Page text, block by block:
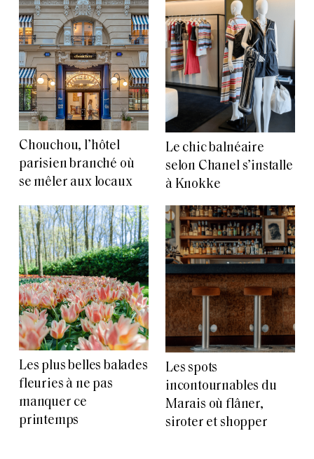
Chouchou, l’hôtel
parisien branché où
se mêler aux locaux
Le chic balnéaire
selon Chanel s’installe
à Knokke
Les plus belles balades
fleuries à ne pas
manquer ce
printemps
Les spots
incontournables du
Marais où flâner,
siroter et shopper